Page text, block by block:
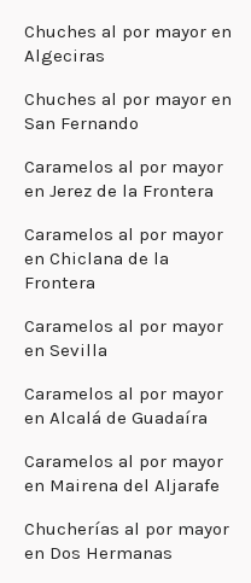
Chuches al por mayor en
Algeciras
Chuches al por mayor en
San Fernando
Caramelos al por mayor
en Jerez de la Frontera
Caramelos al por mayor
en Chiclana de la
Frontera
Caramelos al por mayor
en Sevilla
Caramelos al por mayor
en Alcalá de Guadaíra
Caramelos al por mayor
en Mairena del Aljarafe
Chucherías al por mayor
en Dos Hermanas